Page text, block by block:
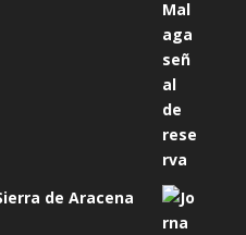
de Aracena